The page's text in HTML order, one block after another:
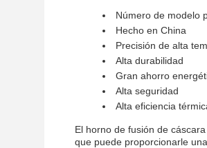
Número de modelo
Hecho en China
Precisión de alta
Alta durabilidad
Gran ahorro
Alta seguridad
Alta eficiencia
El horno de fusión de
que puede proporcionarle